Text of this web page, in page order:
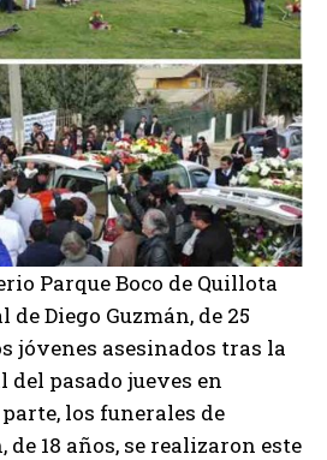
Parque Boco de Quillota
Diego Guzmán, de 25
jóvenes asesinados tras la
pasado jueves en
los funerales de
18 años, se realizaron este